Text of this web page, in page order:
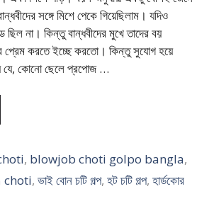
সঙ্গে মিশে পেকে গিয়েছিলাম। যদিও
না। কিন্তু বান্ধবীদের মুখে তাদের বয়
প্রেম করতে ইচ্ছে করতো। কিন্তু সুযোগ হয়ে
যে, কোনো ছেলে প্রপোজ …
, blowjob choti golpo bangla,
choti, ভাই বোন চটি গল্প, হট চটি গল্প, হার্ডকোর